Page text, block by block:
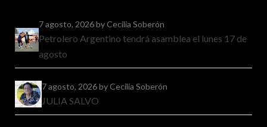
7 agosto, 2026by Cecilia Soberón
Petrolero Argentino tendrá asamblea el lunes 17 de
agosto
7 agosto, 2026by Cecilia Soberón
JULIA SALVO